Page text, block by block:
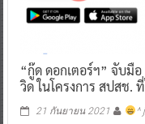
“กู๊ด ดอกเตอร์ฯ” จับมื
วิด ในโครงการ สปสช.
21 กันยายน 2021 ^